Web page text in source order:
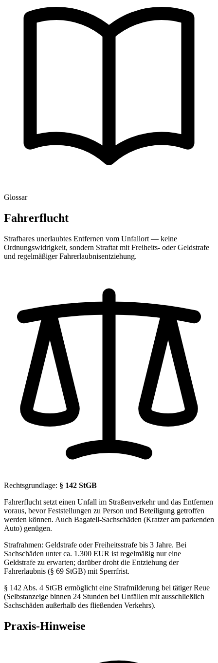
Glossar
Fahrerflucht
Strafbares unerlaubtes Entfernen vom Unfallort — keine
Ordnungswidrigkeit, sondern Straftat mit Freiheits- oder Geldstrafe
und regelmäßiger Fahrerlaubnisentziehung.
Rechtsgrundlage: § 142 StGB
Fahrerflucht setzt einen Unfall im Straßenverkehr und das Entfernen
voraus, bevor Feststellungen zu Person und Beteiligung getroffen
werden können. Auch Bagatell-Sachschäden (Kratzer am parkenden
Auto) genügen.
Strafrahmen: Geldstrafe oder Freiheitsstrafe bis 3 Jahre. Bei
Sachschäden unter ca. 1.300 EUR ist regelmäßig nur eine
Geldstrafe zu erwarten; darüber droht die Entziehung der
Fahrerlaubnis (§ 69 StGB) mit Sperrfrist.
§ 142 Abs. 4 StGB ermöglicht eine Strafmilderung bei tätiger Reue
(Selbstanzeige binnen 24 Stunden bei Unfällen mit ausschließlich
Sachschäden außerhalb des fließenden Verkehrs).
Praxis-Hinweise